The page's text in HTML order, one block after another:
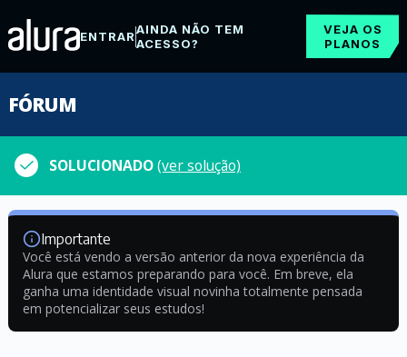
ENTRARAINDA NÃO TEM
ACESSO?
VEJA OS
PLANOS
FÓRUM
SOLUCIONADO(ver solução)
Importante
Você está vendo a versão anterior da nova experiência da
Alura que estamos preparando para você. Em breve, ela
ganha uma identidade visual novinha totalmente pensada
em potencializar seus estudos!